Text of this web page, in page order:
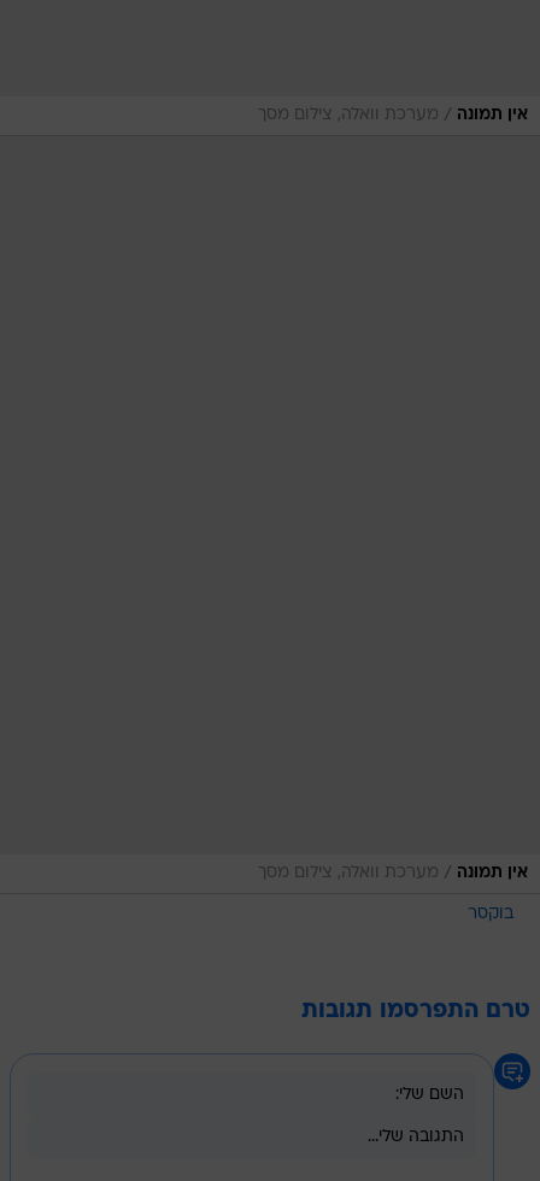
אין תמונה / מערכת וואלה, צילום מסך
אין תמונה / מערכת וואלה, צילום מסך
בוקסר
טרם התפרסמו תגובות